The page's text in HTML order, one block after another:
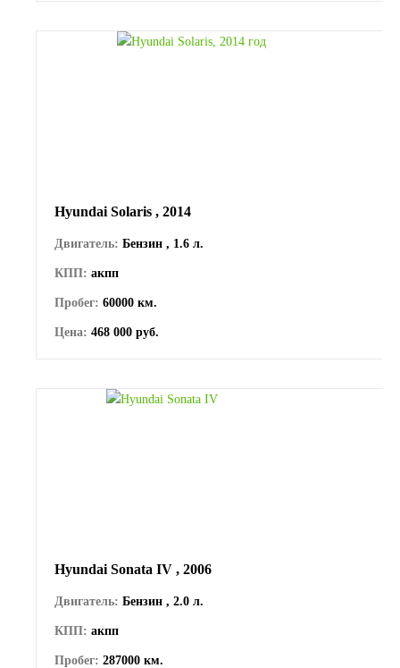
Hyundai Solaris , 2014
Двигатель: Бензин , 1.6 л.
КПП: акпп
Пробег: 60000 км.
Цена: 468 000 руб.
Hyundai Sonata IV , 2006
Двигатель: Бензин , 2.0 л.
КПП: акпп
Пробег: 287000 км.